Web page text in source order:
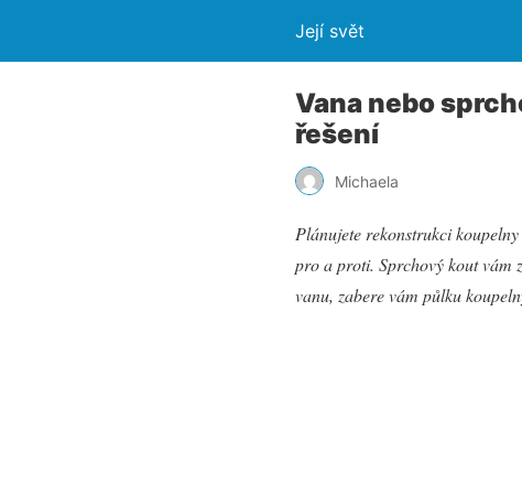
Její svět
Vana nebo
řešení
Michaela
Plánujete rekonstrukci
pro a proti. Sprchový kout vám
vanu, zabere vám půlku